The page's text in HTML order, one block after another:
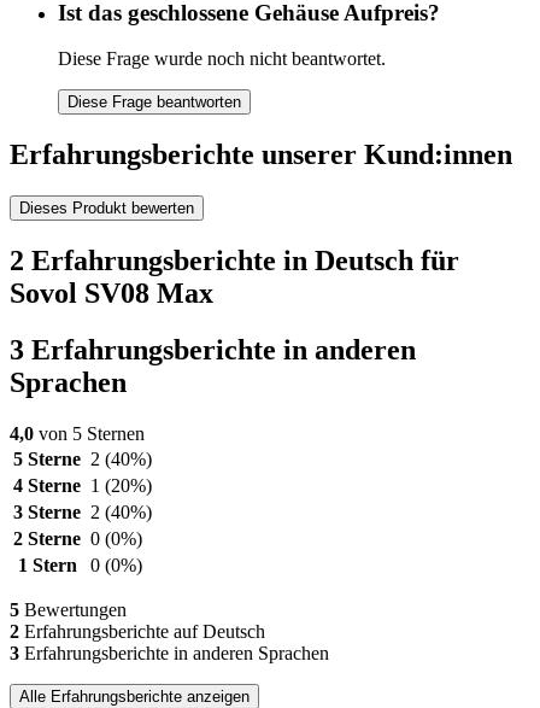
Ist das geschlossene Gehäuse Aufpreis?
Diese Frage wurde noch nicht beantwortet.
Diese Frage beantworten
Erfahrungsberichte unserer Kund:innen
Dieses Produkt bewerten
2 Erfahrungsberichte in Deutsch für
Sovol SV08 Max
3 Erfahrungsberichte in anderen
Sprachen
4,0 von 5 Sternen
5 Sterne 2 (40%)
4 Sterne 1 (20%)
3 Sterne 2 (40%)
2 Sterne 0 (0%)
1 Stern
0 (0%)
5 Bewertungen
2 Erfahrungsberichte auf Deutsch
3 Erfahrungsberichte in anderen Sprachen
Alle Erfahrungsberichte anzeigen